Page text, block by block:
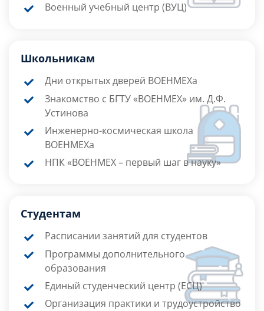
Военный учебный центр (ВУЦ)
Школьникам
Дни открытых дверей ВОЕНМЕХа
Знакомство с БГТУ «ВОЕНМЕХ» им. Д.Ф.
Устинова
Инженерно-космическая школа
ВОЕНМЕХа
НПК «ВОЕНМЕХ – первый шаг в науку»
Студентам
Расписании занятий для студентов
Программы дополнительного
образования
Единый студенческий центр (ЕСЦ)
Организация практики и трудоустройство